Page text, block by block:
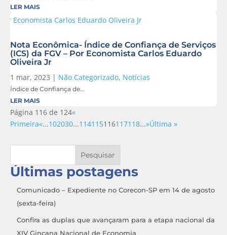
LER MAIS
Nota Econômica- Índice de Confiança de Serviços
(ICS) da FGV – Por Economista Carlos Eduardo
Oliveira Jr
1 mar, 2023 | Não Categorizado, Notícias
Índice de Confiança de...
LER MAIS
Página 116 de 124«
Primeira«...102030...114115116117118...»Última »
Pesquisar
Últimas postagens
Comunicado – Expediente no Corecon-SP em 14 de agosto
(sexta-feira)
Confira as duplas que avançaram para a etapa nacional da
XIV Gincana Nacional de Economia